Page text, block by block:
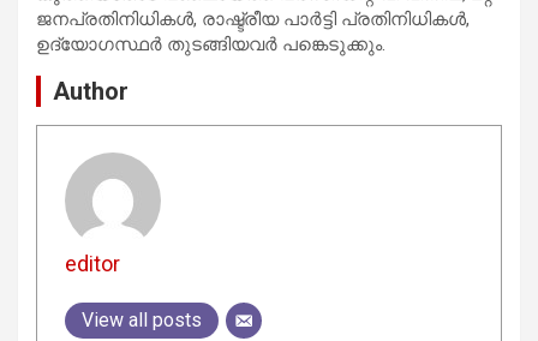
ജനപ്രതിനിധികൾ, രാഷ്ട്രീയ പാർട്ടി പ്രതിനിധികൾ,
ഉദ്യോഗസ്ഥർ തുടങ്ങിയവർ പങ്കെടുക്കും.
Author
editor
View all posts